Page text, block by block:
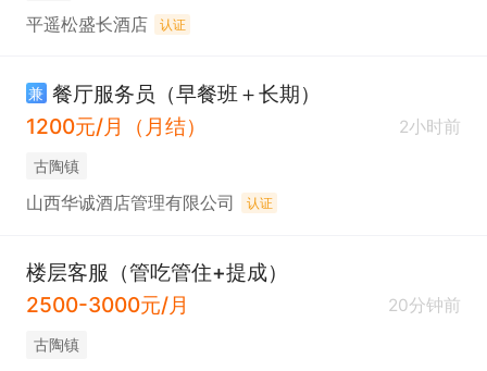
平遥松盛长酒店 认证
兼 餐厅服务员（早餐班＋长期）
1200元/月（月结）
2小时前
古陶镇
山西华诚酒店管理有限公司 认证
楼层客服（管吃管住+提成）
2500-3000元/月
20分钟前
古陶镇